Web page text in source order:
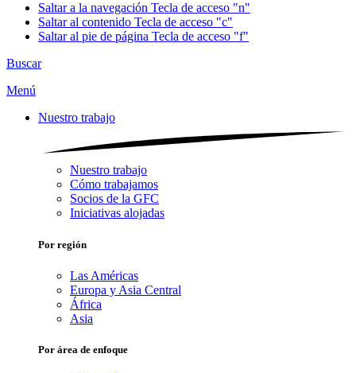
Saltar a la navegación Tecla de acceso "n"
Saltar al contenido Tecla de acceso "c"
Saltar al pie de página Tecla de acceso "f"
Buscar
Menú
Nuestro trabajo
Nuestro trabajo
Cómo trabajamos
Socios de la GFC
Iniciativas alojadas
Por región
Las Américas
Europa y Asia Central
África
Asia
Por área de enfoque